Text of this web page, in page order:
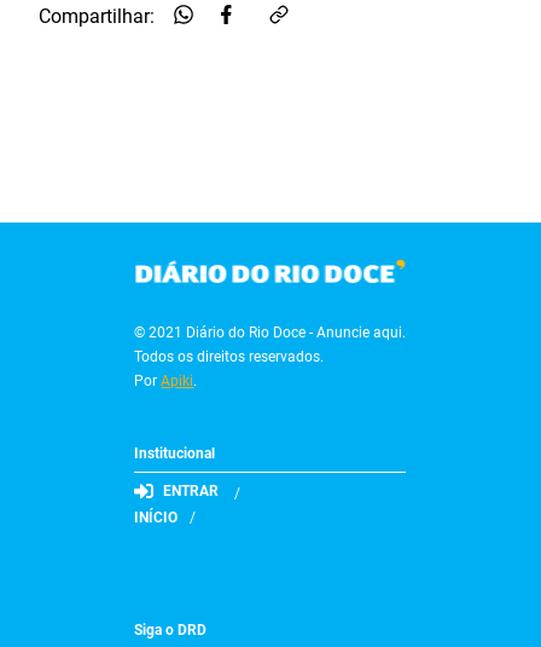
Compartilhar:
© 2021 Diário do Rio Doce - Anuncie aqui.
Todos os direitos reservados.
PorApiki.
Institucional
ENTRAR
INÍCIO
Siga o DRD